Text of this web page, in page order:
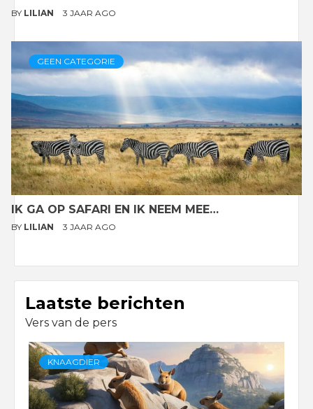
BY LILIAN 3 JAAR AGO
GEEN CATEGORIE
IK GA OP SAFARI EN IK NEEM MEE…
BY LILIAN 3 JAAR AGO
Laatste berichten
Vers van de pers
KNAAGDIER